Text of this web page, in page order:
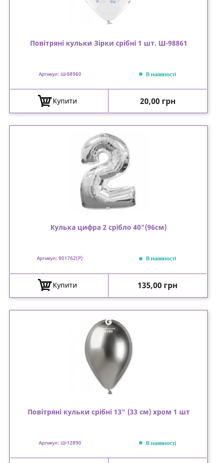
Повітряні кульки Зірки срібні 1 шт. Ш-98861
Артикул: Ш-98960 В наявності
Купити Ціна
20,00 грн
Кулька цифра 2 срібло 40"(96см)
Артикул: 901762(P) В наявності
Купити Ціна
135,00 грн
Повітряні кульки срібні 13" (33 см) хром 1 шт
Артикул: Ш-12890 В наявності